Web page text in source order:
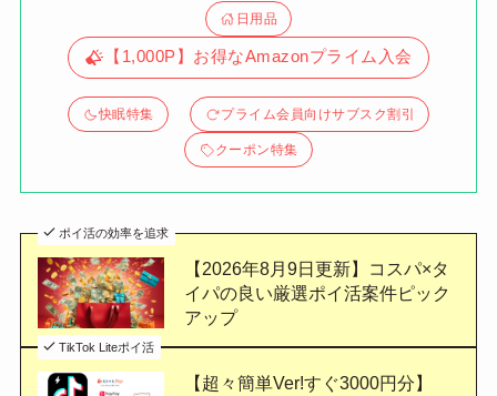
日用品
【1,000P】お得なAmazonプライム入会
快眠特集 プライム会員向けサブスク割引
クーポン特集
ポイ活の効率を追求
【2026年8月9日更新】コスパ×タ
イパの良い厳選ポイ活案件ピック
アップ
TikTok Liteポイ活
【超々簡単Ver!すぐ3000円分】